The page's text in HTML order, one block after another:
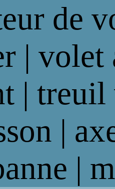
de
| volet
|
|
|